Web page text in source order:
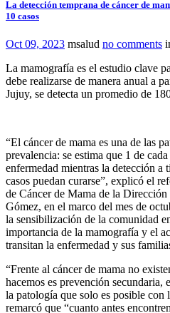
La detección temprana de cáncer de
10 casos
Oct 09, 2023 msalud no comments
La mamografía es el estudio clave
debe realizarse de manera anual a
Jujuy, se detecta un promedio de
“El cáncer de mama es una de las
prevalencia: se estima que 1 de
enfermedad mientras la detección a
casos puedan curarse”, explicó el
de Cáncer de Mama de la
Gómez, en el marco del mes de
la sensibilización de la comunidad
importancia de la mamografía y el
transitan la enfermedad y sus
“Frente al cáncer de mama no
hacemos es prevención secundaria,
la patología que solo es posible con
remarcó que “cuanto antes